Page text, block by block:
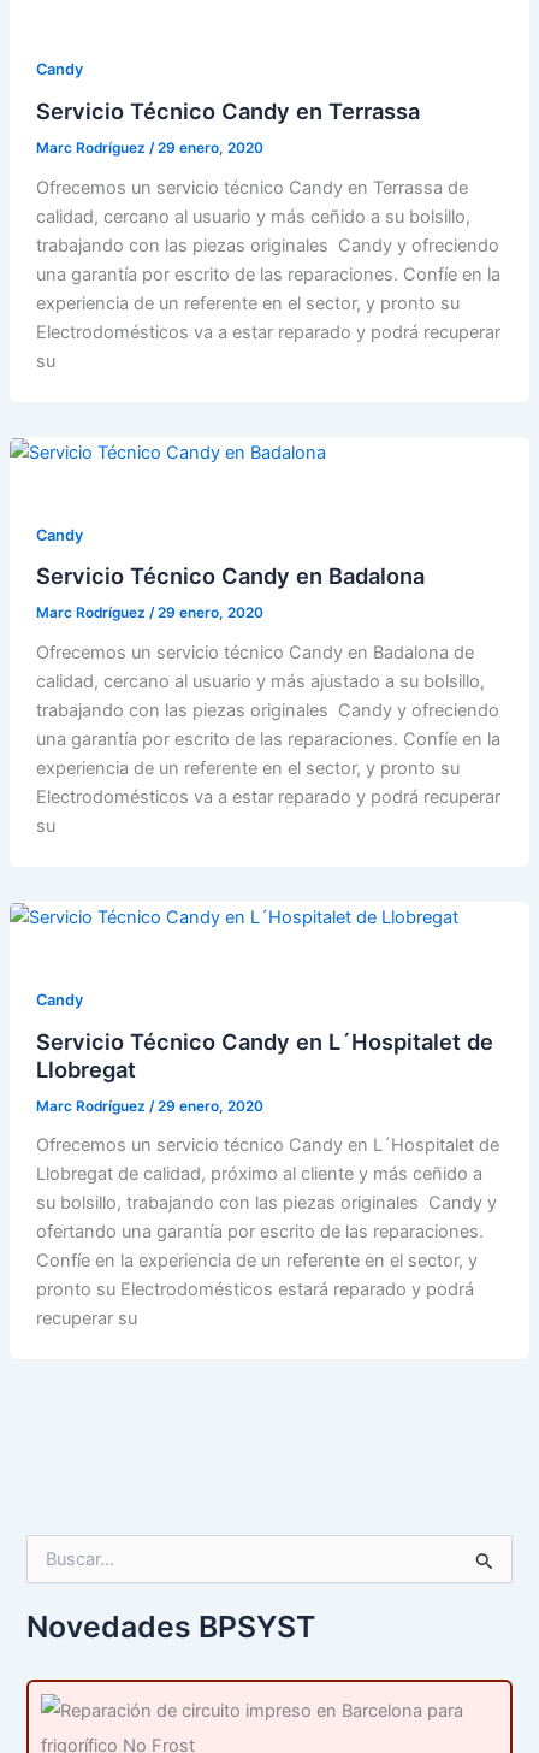
Candy
Servicio Técnico Candy en Terrassa
Marc Rodríguez /29 enero, 2020
Ofrecemos un servicio técnico Candy en Terrassa de
calidad, cercano al usuario y más ceñido a su bolsillo,
trabajando con las piezas originales Candy y ofreciendo
una garantía por escrito de las reparaciones. Confíe en la
experiencia de un referente en el sector, y pronto su
Electrodomésticos va a estar reparado y podrá recuperar
su
Candy
Servicio Técnico Candy en Badalona
Marc Rodríguez /29 enero, 2020
Ofrecemos un servicio técnico Candy en Badalona de
calidad, cercano al usuario y más ajustado a su bolsillo,
trabajando con las piezas originales Candy y ofreciendo
una garantía por escrito de las reparaciones. Confíe en la
experiencia de un referente en el sector, y pronto su
Electrodomésticos va a estar reparado y podrá recuperar
su
Candy
Servicio Técnico Candy en L´Hospitalet de
Llobregat
Marc Rodríguez /29 enero, 2020
Ofrecemos un servicio técnico Candy en L´Hospitalet de
Llobregat de calidad, próximo al cliente y más ceñido a
su bolsillo, trabajando con las piezas originales Candy y
ofertando una garantía por escrito de las reparaciones.
Confíe en la experiencia de un referente en el sector, y
pronto su Electrodomésticos estará reparado y podrá
recuperar su
c
a
p
Novedades BPSYST